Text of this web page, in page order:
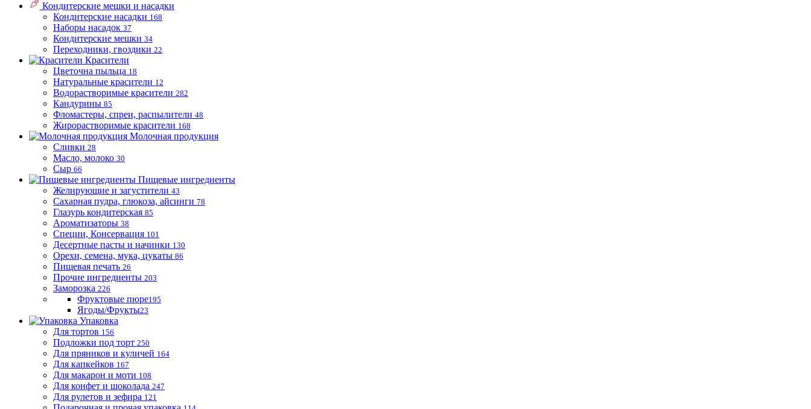
Кондитерские мешки и насадки
Кондитерские насадки 168
Наборы насадок 37
Кондитерские мешки 34
Переходники, гвоздики 22
Красители
Цветочна пыльца 18
Натуральные красители 12
Водорастворимые красители 282
Кандурины 85
Фломастеры, спреи, распылители 48
Жирорастворимые красители 168
Молочная продукция
Сливки 28
Масло, молоко 30
Сыр 66
Пищевые ингредиенты
Желирующие и загустители 43
Сахарная пудра, глюкоза, айсинги 78
Глазурь кондитерская 85
Ароматизаторы 38
Специи, Консервация 101
Десертные пасты и начинки 130
Орехи, семена, мука, цукаты 86
Пищевая печать 26
Прочие ингредиенты 203
Заморозка 226
Фруктовые пюре195
Ягоды/Фрукты23
Упаковка
Для тортов 156
Подложки под торт 250
Для пряников и куличей 164
Для капкейков 167
Для макарон и моти 108
Для конфет и шоколада 247
Для рулетов и зефира 121